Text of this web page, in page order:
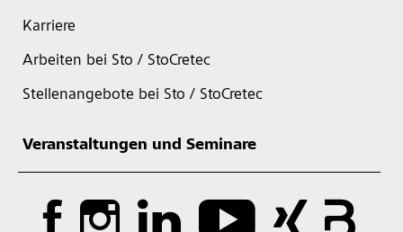
Karriere
Arbeiten bei Sto / StoCretec
Stellenangebote bei Sto / StoCretec
Veranstaltungen und Seminare